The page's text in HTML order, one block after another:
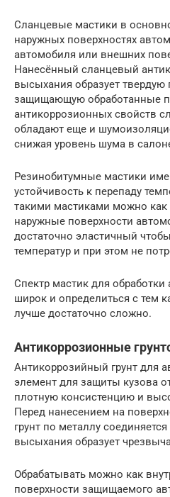
Сланцевые мастики в
наружных поверхностях
автомобиля или внешних
Нанесённый сланцевый
высыхания образует твердую
защищающую обработанные
антикоррозионных свойств
обладают еще и
снижая уровень шума в
Резинобитумные мастики
устойчивость к перепаду
такими мастиками можно как
наружные поверхности
достаточно эластичный
температур и при этом не
Спектр мастик для
широк и определиться с тем
лучше достаточно сложно.
Антикоррозионные
Антикоррозийный грунт для
элемент для защиты кузова
плотную консистенцию и
Перед нанесением на
грунт по металлу
высыхания образует
Обрабатывать можно как
поверхности защищаемого